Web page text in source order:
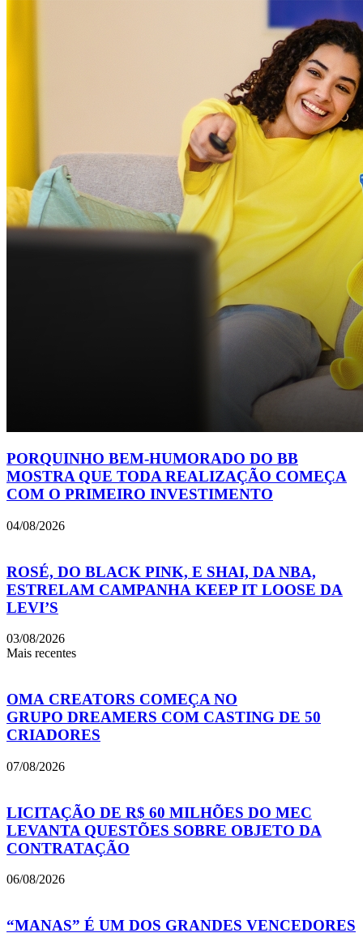
PORQUINHO BEM-HUMORADO DO BB
MOSTRA QUE TODA REALIZAÇÃO COMEÇA
COM O PRIMEIRO INVESTIMENTO
04/08/2026
ROSÉ, DO BLACK PINK, E SHAI, DA NBA,
ESTRELAM CAMPANHA KEEP IT LOOSE DA
LEVI’S
03/08/2026
Mais recentes
OMA CREATORS COMEÇA NO
GRUPO DREAMERS COM CASTING DE 50
CRIADORES
07/08/2026
LICITAÇÃO DE R$ 60 MILHÕES DO MEC
LEVANTA QUESTÕES SOBRE OBJETO DA
CONTRATAÇÃO
06/08/2026
“MANAS” É UM DOS GRANDES VENCEDORES